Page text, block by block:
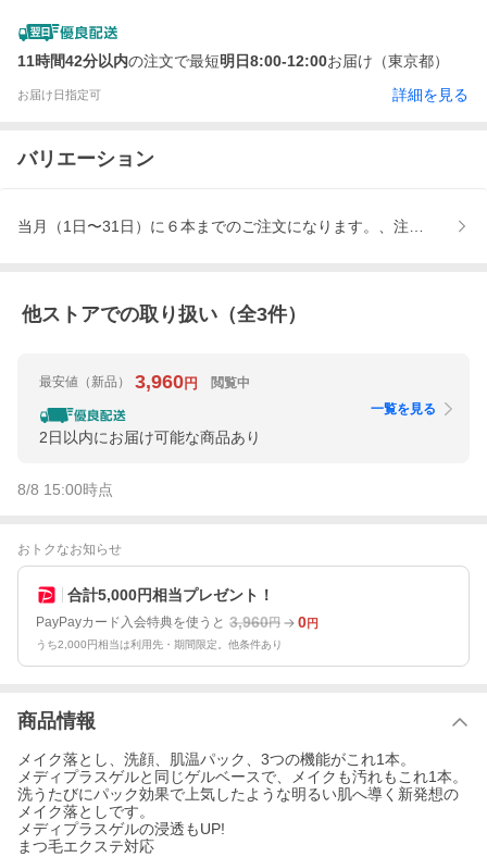
11時間42分以内の注文で最短明日8:00-12:00お届け（東京都）
お届け日指定可 詳細を見る
バリエーション
当月（1日〜31日）に６本までのご注文になります。、注文後の修
他ストアでの取り扱い（全3件）
最安値 （新品） 3,960円 閲覧中
2日以内にお届け可能な商品あり
一覧を見る
8/8 15:00時点
おトクなお知らせ
合計5,000円相当プレゼント！
PayPayカード入会特典を使うと 3,960円 0円
うち2,000円相当は利用先・期間限定。他条件あり
商品情報
メイク落とし、洗顔、肌温パック、3つの機能がこれ1本。
メディプラスゲルと同じゲルベースで、メイクも汚れもこれ1本。
洗うたびにパック効果で上気したような明るい肌へ導く新発想の
メイク落としです。
メディプラスゲルの浸透もUP!
まつ毛エクステ対応